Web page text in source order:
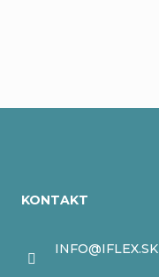
KONTAKT
INFO@IFLEX.SK